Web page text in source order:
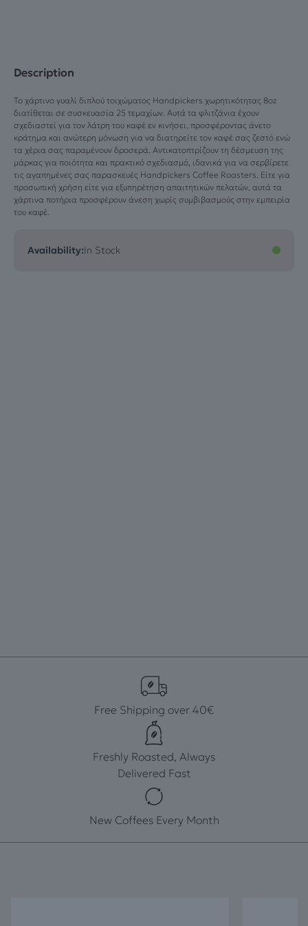
Description
Το χάρτινο γυαλί διπλού τοιχώματος Handpickers χωρητικότητας 8oz
διατίθεται σε συσκευασία 25 τεμαχίων. Αυτά τα φλιτζάνια έχουν
σχεδιαστεί για τον λάτρη του καφέ εν κινήσει, προσφέροντας άνετο
κράτημα και ανώτερη μόνωση για να διατηρείτε τον καφέ σας ζεστό ενώ
τα χέρια σας παραμένουν δροσερά. Αντικατοπτρίζουν τη δέσμευση της
μάρκας για ποιότητα και πρακτικό σχεδιασμό, ιδανικά για να σερβίρετε
τις αγαπημένες σας παρασκευές Handpickers Coffee Roasters. Είτε για
προσωπική χρήση είτε για εξυπηρέτηση απαιτητικών πελατών, αυτά τα
χάρτινα ποτήρια προσφέρουν άνεση χωρίς συμβιβασμούς στην εμπειρία
του καφέ.
Availability:In Stock
Free Shipping over 40€
Freshly Roasted, Always
Delivered Fast
New Coffees Every Month